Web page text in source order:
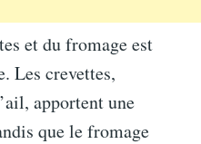
et du fromage est
Les crevettes,
apportent une
que le fromage